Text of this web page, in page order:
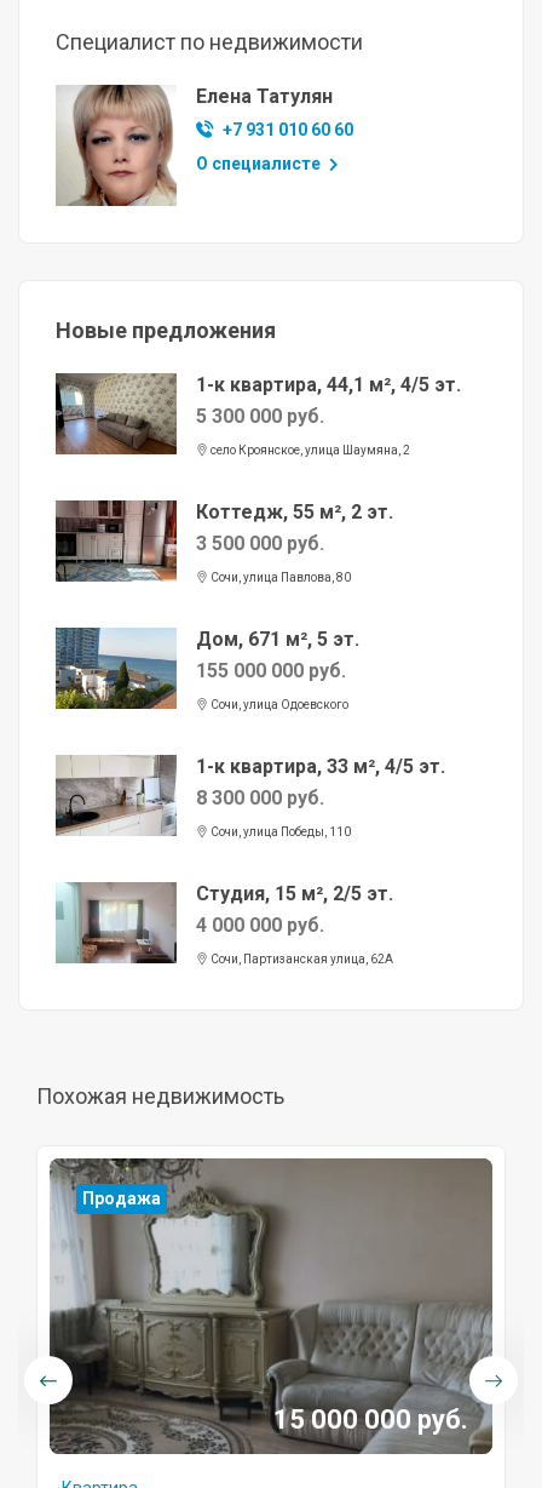
Специалист по недвижимости
Елена Татулян
+7 931 010 60 60
О специалисте
Новые предложения
1-к квартира, 44,1 м², 4/5 эт.
5 300 000 руб.
село Кроянское, улица Шаумяна, 2
Коттедж, 55 м², 2 эт.
3 500 000 руб.
Сочи, улица Павлова, 80
Дом, 671 м², 5 эт.
155 000 000 руб.
Сочи, улица Одоевского
1-к квартира, 33 м², 4/5 эт.
8 300 000 руб.
Сочи, улица Победы, 110
Студия, 15 м², 2/5 эт.
4 000 000 руб.
Сочи, Партизанская улица, 62А
Похожая недвижимость
Продажа
15 000 000 руб.